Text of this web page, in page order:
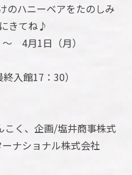
のハニーベアをたのしみ
きてね♪
4月1日（月）
館17：30）
く、企画/塩井商事株式
ナショナル株式会社